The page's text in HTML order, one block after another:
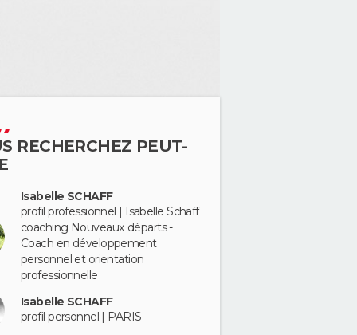
RECHERCHEZ PEUT-
Isabelle SCHAFF
profil professionnel | Isabelle Schaff
coaching Nouveaux départs -
Coach en développement
personnel et orientation
professionnelle
Isabelle SCHAFF
profil personnel | PARIS